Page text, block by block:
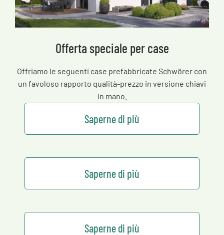
Offerta speciale per case
Offriamo le seguenti case prefabbricate Schwörer con
un favoloso rapporto qualità-prezzo in versione chiavi
in mano.
Saperne di più
Saperne di più
Saperne di più